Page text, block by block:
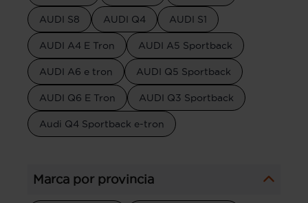
AUDI S8 AUDI Q4 AUDI S1
AUDI A4 E Tron AUDI A5 Sportback
AUDI A6 e tron AUDI Q5 Sportback
AUDI Q6 E Tron AUDI Q3 Sportback
Audi Q4 Sportback e-tron
Marca por provincia